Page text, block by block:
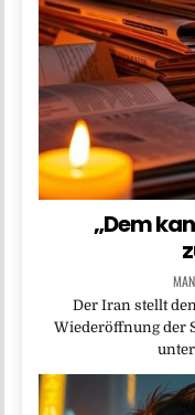
„Dem
Der Iran stellt
Wiederöffnung der